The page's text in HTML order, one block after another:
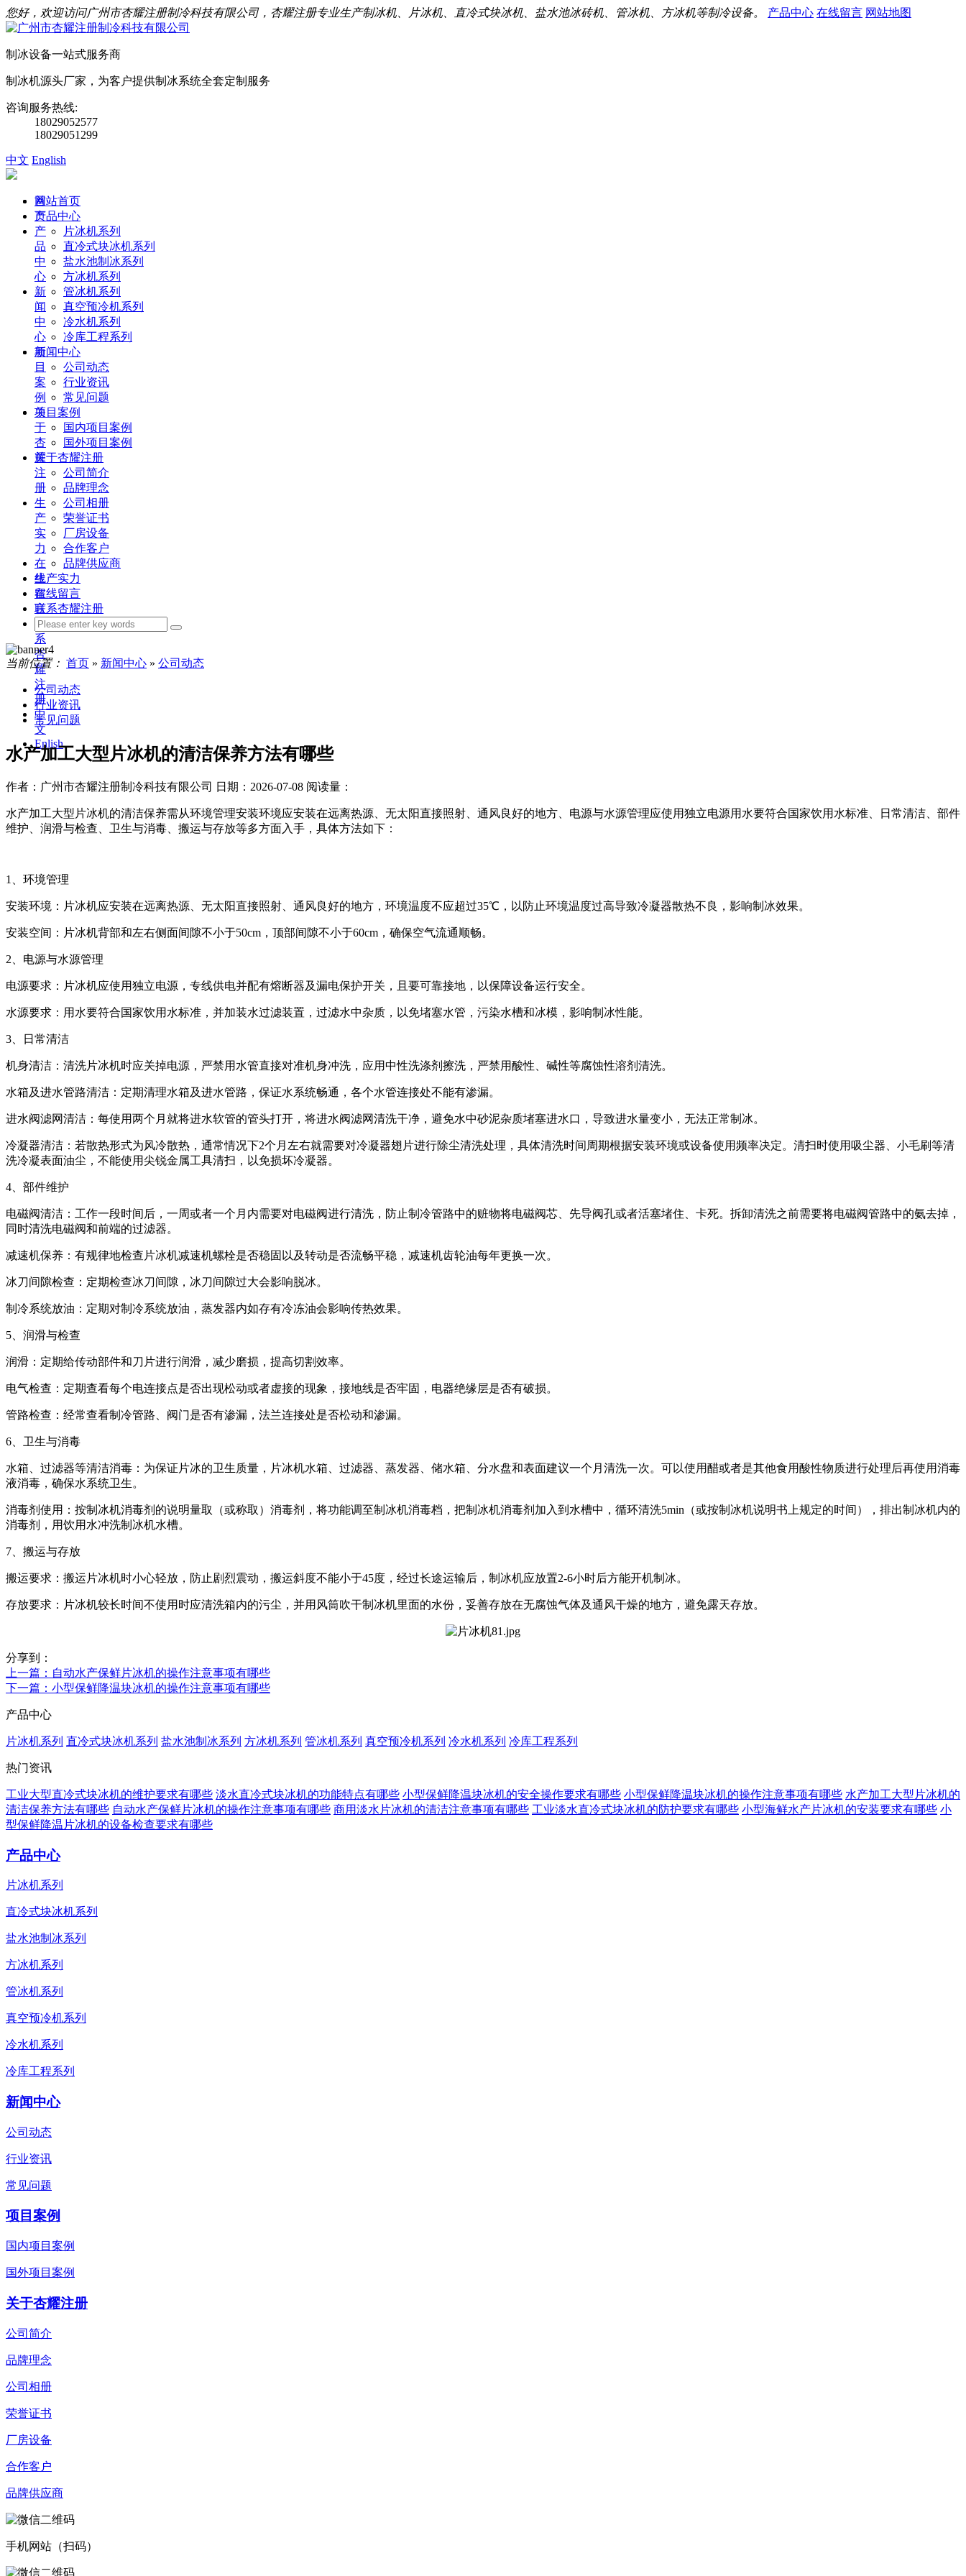
您好，欢迎访问广州市杏耀注册制冷科技有限公司，杏耀注册专业生产制冰机、片冰机、直冷式块冰机、盐水池冰砖机、管冰机、方冰机等制冷设备。 产品中心 在线留言 网站地图
制冰设备一站式服务商
制冰机源头厂家，为客户提供制冰系统全套定制服务
咨询服务热线:
18029052577
18029051299
中文 English
首
页
产
品
中
心
新
闻
中
心
项
目
案
例
关
于
杏
耀
注
册
生
产
实
力
在
线
留
言
联
系
杏
耀
注
册
中
文
Enlish
网站首页
产品中心
片冰机系列
直冷式块冰机系列
盐水池制冰系列
方冰机系列
管冰机系列
真空预冷机系列
冷水机系列
冷库工程系列
新闻中心
公司动态
行业资讯
常见问题
项目案例
国内项目案例
国外项目案例
关于杏耀注册
公司简介
品牌理念
公司相册
荣誉证书
厂房设备
合作客户
品牌供应商
生产实力
在线留言
联系杏耀注册
当前位置： 首页 » 新闻中心 » 公司动态
公司动态
行业资讯
常见问题
水产加工大型片冰机的清洁保养方法有哪些
作者：广州市杏耀注册制冷科技有限公司 日期：2026-07-08 阅读量：
水产加工大型片冰机的清洁保养需从环境管理安装环境应安装在远离热源、无太阳直接照射、通风良好的地方、电源与水源管理应使用独立电源用水要符合国家饮用水标准、日常清洁、部件
维护、润滑与检查、卫生与消毒、搬运与存放等多方面入手，具体方法如下：
1、环境管理
安装环境：片冰机应安装在远离热源、无太阳直接照射、通风良好的地方，环境温度不应超过35℃，以防止环境温度过高导致冷凝器散热不良，影响制冰效果。
安装空间：片冰机背部和左右侧面间隙不小于50cm，顶部间隙不小于60cm，确保空气流通顺畅。
2、电源与水源管理
电源要求：片冰机应使用独立电源，专线供电并配有熔断器及漏电保护开关，且要可靠接地，以保障设备运行安全。
水源要求：用水要符合国家饮用水标准，并加装水过滤装置，过滤水中杂质，以免堵塞水管，污染水槽和冰模，影响制冰性能。
3、日常清洁
机身清洁：清洗片冰机时应关掉电源，严禁用水管直接对准机身冲洗，应用中性洗涤剂擦洗，严禁用酸性、碱性等腐蚀性溶剂清洗。
水箱及进水管路清洁：定期清理水箱及进水管路，保证水系统畅通，各个水管连接处不能有渗漏。
进水阀滤网清洁：每使用两个月就将进水软管的管头打开，将进水阀滤网清洗干净，避免水中砂泥杂质堵塞进水口，导致进水量变小，无法正常制冰。
冷凝器清洁：若散热形式为风冷散热，通常情况下2个月左右就需要对冷凝器翅片进行除尘清洗处理，具体清洗时间周期根据安装环境或设备使用频率决定。清扫时使用吸尘器、小毛刷等清
洗冷凝表面油尘，不能使用尖锐金属工具清扫，以免损坏冷凝器。
4、部件维护
电磁阀清洁：工作一段时间后，一周或者一个月内需要对电磁阀进行清洗，防止制冷管路中的赃物将电磁阀芯、先导阀孔或者活塞堵住、卡死。拆卸清洗之前需要将电磁阀管路中的氨去掉，
同时清洗电磁阀和前端的过滤器。
减速机保养：有规律地检查片冰机减速机螺栓是否稳固以及转动是否流畅平稳，减速机齿轮油每年更换一次。
冰刀间隙检查：定期检查冰刀间隙，冰刀间隙过大会影响脱冰。
制冷系统放油：定期对制冷系统放油，蒸发器内如存有冷冻油会影响传热效果。
5、润滑与检查
润滑：定期给传动部件和刀片进行润滑，减少磨损，提高切割效率。
电气检查：定期查看每个电连接点是否出现松动或者虚接的现象，接地线是否牢固，电器绝缘层是否有破损。
管路检查：经常查看制冷管路、阀门是否有渗漏，法兰连接处是否松动和渗漏。
6、卫生与消毒
水箱、过滤器等清洁消毒：为保证片冰的卫生质量，片冰机水箱、过滤器、蒸发器、储水箱、分水盘和表面建议一个月清洗一次。可以使用醋或者是其他食用酸性物质进行处理后再使用消毒
液消毒，确保水系统卫生。
消毒剂使用：按制冰机消毒剂的说明量取（或称取）消毒剂，将功能调至制冰机消毒档，把制冰机消毒剂加入到水槽中，循环清洗5min（或按制冰机说明书上规定的时间），排出制冰机内的
消毒剂，用饮用水冲洗制冰机水槽。
7、搬运与存放
搬运要求：搬运片冰机时小心轻放，防止剧烈震动，搬运斜度不能小于45度，经过长途运输后，制冰机应放置2-6小时后方能开机制冰。
存放要求：片冰机较长时间不使用时应清洗箱内的污尘，并用风筒吹干制冰机里面的水份，妥善存放在无腐蚀气体及通风干燥的地方，避免露天存放。
分享到：
上一篇 ：自动水产保鲜片冰机的操作注意事项有哪些
下一篇 ：小型保鲜降温块冰机的操作注意事项有哪些
产品中心
片冰机系列 直冷式块冰机系列 盐水池制冰系列 方冰机系列 管冰机系列 真空预冷机系列 冷水机系列 冷库工程系列
热门资讯
工业大型直冷式块冰机的维护要求有哪些 淡水直冷式块冰机的功能特点有哪些 小型保鲜降温块冰机的安全操作要求有哪些 小型保鲜降温块冰机的操作注意事项有哪些 水产加工大型片冰机的
清洁保养方法有哪些 自动水产保鲜片冰机的操作注意事项有哪些 商用淡水片冰机的清洁注意事项有哪些 工业淡水直冷式块冰机的防护要求有哪些 小型海鲜水产片冰机的安装要求有哪些 小
型保鲜降温片冰机的设备检查要求有哪些
产品中心
片冰机系列
直冷式块冰机系列
盐水池制冰系列
方冰机系列
管冰机系列
真空预冷机系列
冷水机系列
冷库工程系列
新闻中心
公司动态
行业资讯
常见问题
项目案例
国内项目案例
国外项目案例
关于杏耀注册
公司简介
品牌理念
公司相册
荣誉证书
厂房设备
合作客户
品牌供应商
手机网站（扫码）